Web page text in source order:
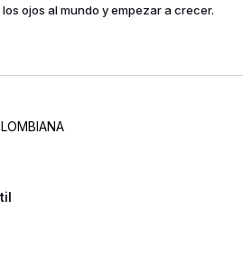
ojos al mundo y empezar a crecer.